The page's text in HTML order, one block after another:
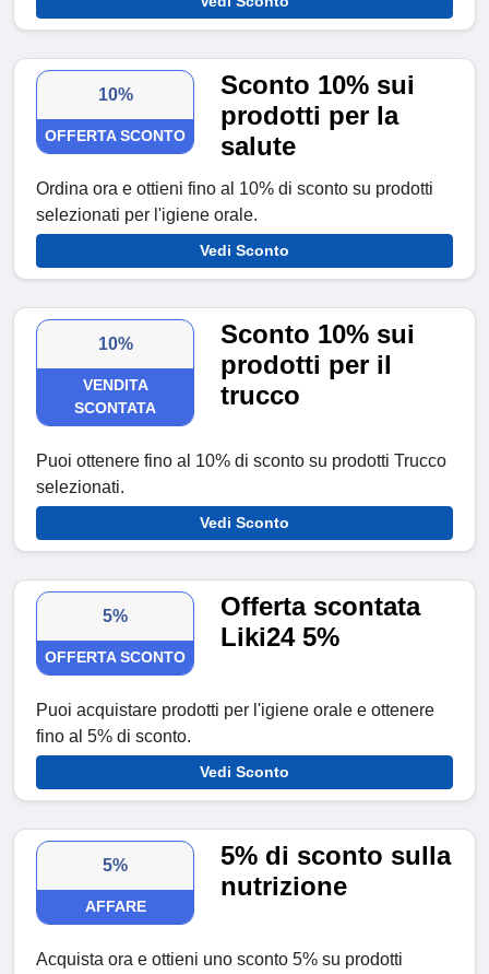
10%
OFFERTA SCONTO
Sconto 10% sui
prodotti per la
salute
Ordina ora e ottieni fino al 10% di sconto su prodotti
selezionati per l'igiene orale.
Vedi Sconto
10%
VENDITA
SCONTATA
Sconto 10% sui
prodotti per il
trucco
Puoi ottenere fino al 10% di sconto su prodotti Trucco
selezionati.
Vedi Sconto
5%
OFFERTA SCONTO
Offerta scontata
Liki24 5%
Puoi acquistare prodotti per l'igiene orale e ottenere
fino al 5% di sconto.
Vedi Sconto
5%
AFFARE
5% di sconto sulla
nutrizione
Acquista ora e ottieni uno sconto 5% su prodotti